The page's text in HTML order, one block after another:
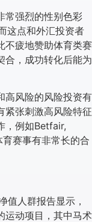
常强烈的性别色彩
点和外汇投资者
不疲地赞助体育类赛
合，成功转化后能为
高风险的风险投资有
紧张刺激高风险特征
，例如Betfair,
赛事有非常长的合
值人群报告显示，
运动项目，其中马术